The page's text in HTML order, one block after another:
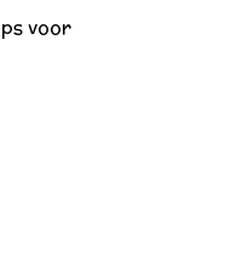
voor